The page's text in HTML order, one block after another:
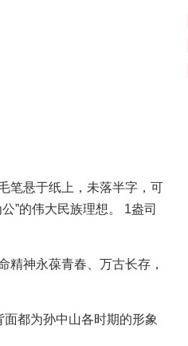
笔悬于纸上，未落半字，可
”的伟大民族理想。 1盎司
精神永葆青春、万古长存，
都为孙中山各时期的形象